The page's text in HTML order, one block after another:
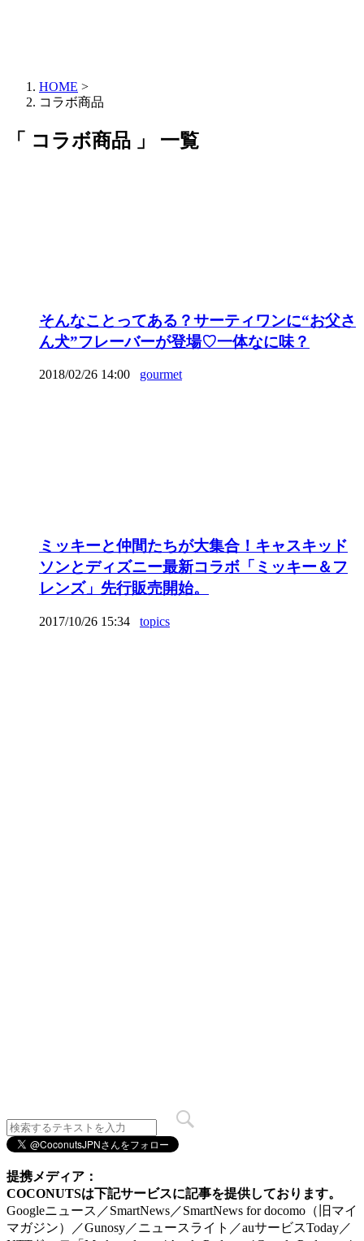
HOME >
コラボ商品
「 コラボ商品 」 一覧
そんなことってある？サーティワンに“お父さ
ん犬”フレーバーが登場♡一体なに味？
2018/02/26 14:00 gourmet
ミッキーと仲間たちが大集合！キャスキッド
ソンとディズニー最新コラボ「ミッキー＆フ
レンズ」先行販売開始。
2017/10/26 15:34 topics
提携メディア：
COCONUTSは下記サービスに記事を提供しております。
Googleニュース／SmartNews／SmartNews for docomo（旧マイ
マガジン）／Gunosy／ニュースライト／auサービスToday／